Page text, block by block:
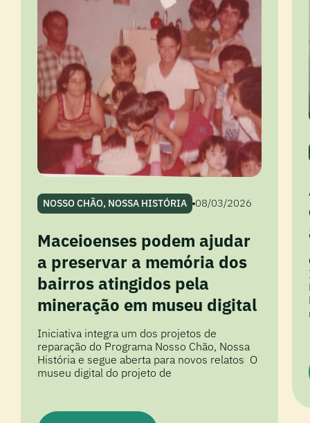
NOSSO CHÃO, NOSSA HISTÓRIA 08/03/2026
Maceioenses podem ajudar
a preservar a memória dos
bairros atingidos pela
mineração em museu digital
Iniciativa integra um dos projetos de
reparação do Programa Nosso Chão, Nossa
História e segue aberta para novos relatos O
museu digital do projeto de